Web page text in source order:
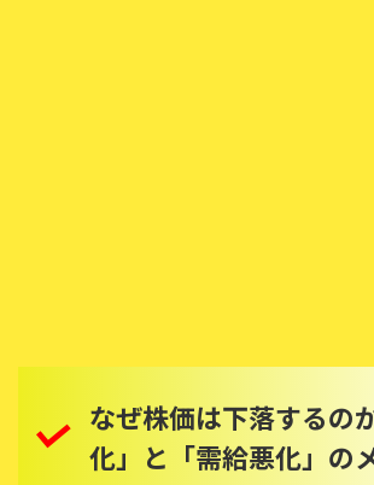
なぜ株価は下落するの
化」と「需給悪化」の